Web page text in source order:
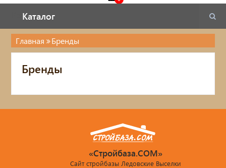
Каталог
Каталог
Электрика
Главная Бренды
Бренды
«Стройбаза.COM»
Сайт стройбазы Ледовские Выселки